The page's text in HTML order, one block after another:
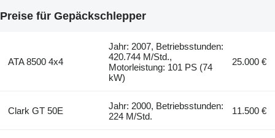
Preise für Gepäckschlepper
ATA 8500 4x4
Jahr: 2007, Betriebsstunden:
420.744 M/Std.,
Motorleistung: 101 PS (74
kW)
25.000 €
Clark GT 50E
Jahr: 2000, Betriebsstunden:
224 M/Std.
11.500 €